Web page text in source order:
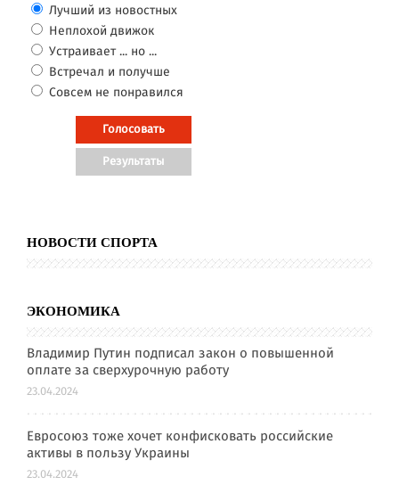
Лучший из новостных
Неплохой движок
Устраивает ... но ...
Встречал и получше
Совсем не понравился
НОВОСТИ СПОРТА
ЭКОНОМИКА
Владимир Путин подписал закон о повышенной
оплате за сверхурочную работу
23.04.2024
Евросоюз тоже хочет конфисковать российские
активы в пользу Украины
23.04.2024